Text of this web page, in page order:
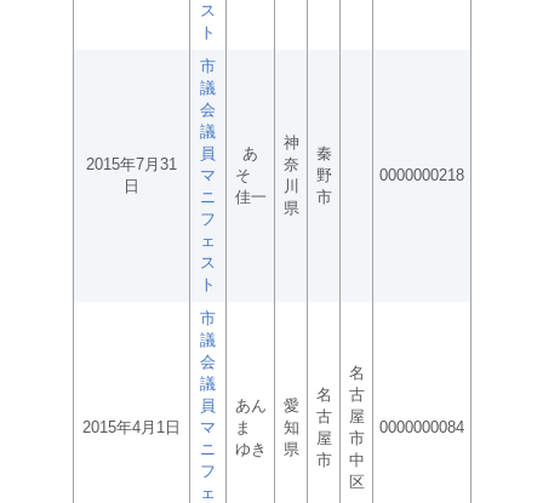
ス
ト
2015年7月31
日
市
議
会
議
員
マ
ニ
フ
ェ
ス
ト
あ
そ
佳一
神
奈
川
県
秦
野
市
0000000218
2015年4月1日
市
議
会
議
員
マ
ニ
フ
ェ
あん
ま
ゆき
愛
知
県
名
古
屋
市
名
古
屋
市
中
区
0000000084